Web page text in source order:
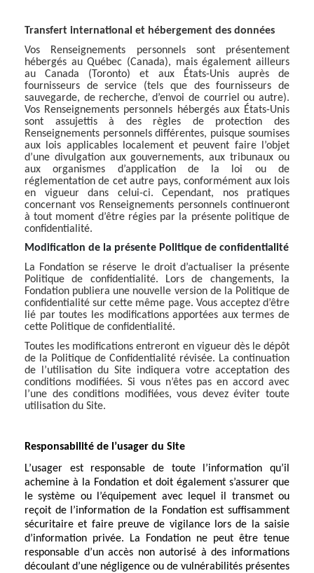
Transfert international et hébergement des données
Vos Renseignements personnels sont présentement
hébergés au Québec (Canada), mais également ailleurs
au Canada (Toronto) et aux États-Unis auprès de
fournisseurs de service (tels que des fournisseurs de
sauvegarde, de recherche, d’envoi de courriel ou autre).
Vos Renseignements personnels hébergés aux États-Unis
sont assujettis à des règles de protection des
Renseignements personnels différentes, puisque soumises
aux lois applicables localement et peuvent faire l’objet
d’une divulgation aux gouvernements, aux tribunaux ou
aux organismes d’application de la loi ou de
réglementation de cet autre pays, conformément aux lois
en vigueur dans celui-ci. Cependant, nos pratiques
concernant vos Renseignements personnels continueront
à tout moment d’être régies par la présente politique de
confidentialité.
Modification de la présente Politique de confidentialité
La Fondation se réserve le droit d’actualiser la présente
Politique de confidentialité. Lors de changements, la
Fondation publiera une nouvelle version de la Politique de
confidentialité sur cette même page. Vous acceptez d’être
lié par toutes les modifications apportées aux termes de
cette Politique de confidentialité.
Toutes les modifications entreront en vigueur dès le dépôt
de la Politique de Confidentialité révisée. La continuation
de l’utilisation du Site indiquera votre acceptation des
conditions modifiées. Si vous n’êtes pas en accord avec
l’une des conditions modifiées, vous devez éviter toute
utilisation du Site.
Responsabilité de l’usager du Site
L’usager est responsable de toute l’information qu’il
achemine à la Fondation et doit également s’assurer que
le système ou l’équipement avec lequel il transmet ou
reçoit de l’information de la Fondation est suffisamment
sécuritaire et faire preuve de vigilance lors de la saisie
d’information privée. La Fondation ne peut être tenue
responsable d’un accès non autorisé à des informations
découlant d’une négligence ou de vulnérabilités présentes